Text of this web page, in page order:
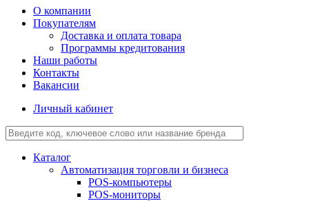
О компании
Покупателям
Доставка и оплата товара
Программы кредитования
Наши работы
Контакты
Вакансии
Личный кабинет
Каталог
Автоматизация торговли и бизнеса
POS-компьютеры
POS-мониторы